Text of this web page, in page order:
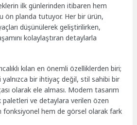
ilk günlerinden itibaren hem
ön planda tutuyor. Her bir ürün,
düşünülerek geliştirilirken,
kolaylaştıran detaylarla
kılan en önemli özelliklerden biri;
yalnızca bir ihtiyaç değil, stil sahibi bir
olarak ele alması. Modern tasarım
paletleri ve detaylara verilen özen
fonksiyonel hem de görsel olarak fark